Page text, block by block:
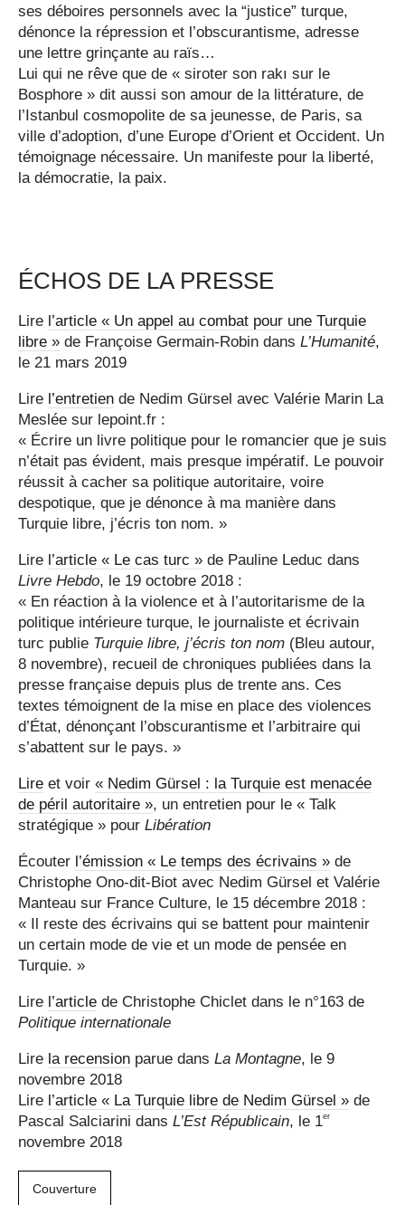
ses déboires personnels avec la “justice” turque,
dénonce la répression et l’obscurantisme, adresse
une lettre grinçante au raïs…
Lui qui ne rêve que de « siroter son rakı sur le
Bosphore » dit aussi son amour de la littérature, de
l’Istanbul cosmopolite de sa jeunesse, de Paris, sa
ville d’adoption, d’une Europe d’Orient et Occident. Un
témoignage nécessaire. Un manifeste pour la liberté,
la démocratie, la paix.
ÉCHOS DE LA PRESSE
Lire l’article « Un appel au combat pour une Turquie
libre » de Françoise Germain-Robin dans L’Humanité,
le 21 mars 2019
Lire l’entretien de Nedim Gürsel avec Valérie Marin La
Meslée sur lepoint.fr :
« Écrire un livre politique pour le romancier que je suis
n’était pas évident, mais presque impératif. Le pouvoir
réussit à cacher sa politique autoritaire, voire
despotique, que je dénonce à ma manière dans
Turquie libre, j’écris ton nom. »
Lire l’article « Le cas turc » de Pauline Leduc dans
Livre Hebdo, le 19 octobre 2018 :
« En réaction à la violence et à l’autoritarisme de la
politique intérieure turque, le journaliste et écrivain
turc publie Turquie libre, j’écris ton nom (Bleu autour,
8 novembre), recueil de chroniques publiées dans la
presse française depuis plus de trente ans. Ces
textes témoignent de la mise en place des violences
d’État, dénonçant l’obscurantisme et l’arbitraire qui
s’abattent sur le pays. »
Lire et voir « Nedim Gürsel : la Turquie est menacée
de péril autoritaire », un entretien pour le « Talk
stratégique » pour Libération
Écouter l’émission « Le temps des écrivains » de
Christophe Ono-dit-Biot avec Nedim Gürsel et Valérie
Manteau sur France Culture, le 15 décembre 2018 :
« Il reste des écrivains qui se battent pour maintenir
un certain mode de vie et un mode de pensée en
Turquie. »
Lire l’article de Christophe Chiclet dans le n°163 de
Politique internationale
Lire la recension parue dans La Montagne, le 9
novembre 2018
Lire l’article « La Turquie libre de Nedim Gürsel » de
Pascal Salciarini dans L’Est Républicain, le 1er
novembre 2018
Couverture